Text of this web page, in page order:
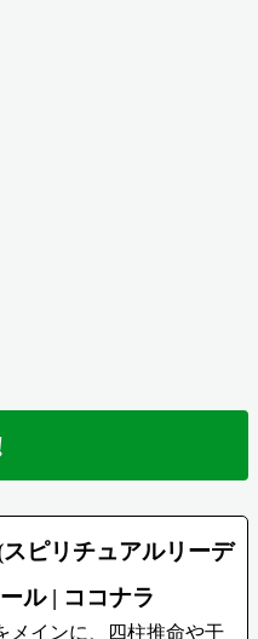
ピリチュアルリーデ
ル | ココナラ
メインに、四柱推命や干